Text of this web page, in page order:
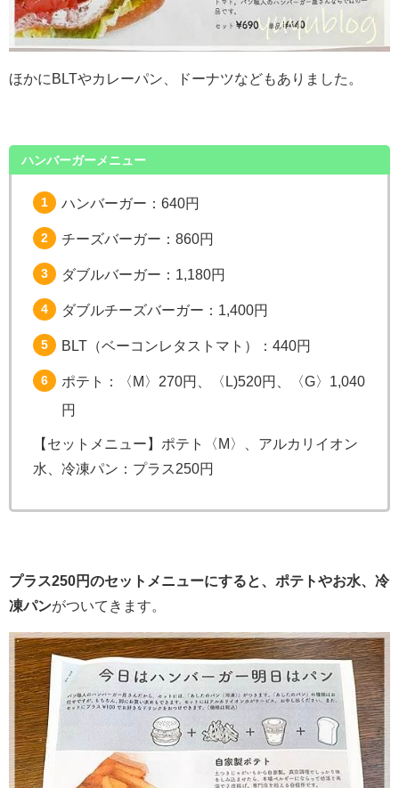
ほかにBLTやカレーパン、ドーナツなどもありました。
ハンバーガーメニュー
ハンバーガー：640円
チーズバーガー：860円
ダブルバーガー：1,180円
ダブルチーズバーガー：1,400円
BLT（ベーコンレタストマト）：440円
ポテト：〈M〉270円、〈L)520円、〈G〉1,040
円
【セットメニュー】ポテト〈M〉、アルカリイオン
水、冷凍パン：プラス250円
プラス250円のセットメニューにすると、ポテトやお水、冷
凍パンがついてきます。